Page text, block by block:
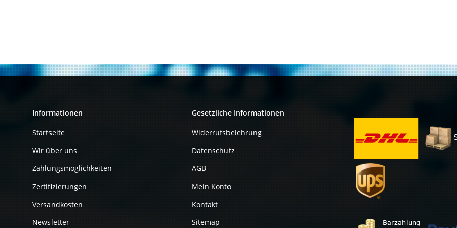
Informationen
Startseite
Wir über uns
Zahlungsmöglichkeiten
Zertifizierungen
Versandkosten
Newsletter
Gesetzliche Informationen
Widerrufsbelehrung
Datenschutz
AGB
Mein Konto
Kontakt
Sitemap